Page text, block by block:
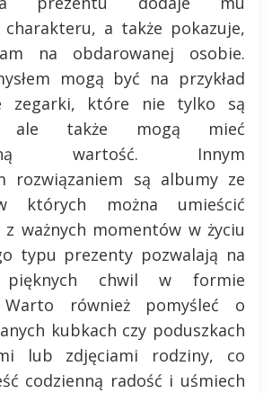
a także pokazuje,
na obdarowanej osobie.
mogą być na przykład
zegarki, które nie tylko są
ale także mogą mieć
wartość. Innym
rozwiązaniem są albumy ze
których można umieścić
ważnych momentów w życiu
typu prezenty pozwalają na
pięknych chwil w formie
Warto również pomyśleć o
kubkach czy poduszkach
lub zdjęciami rodziny, co
codzienną radość i uśmiech